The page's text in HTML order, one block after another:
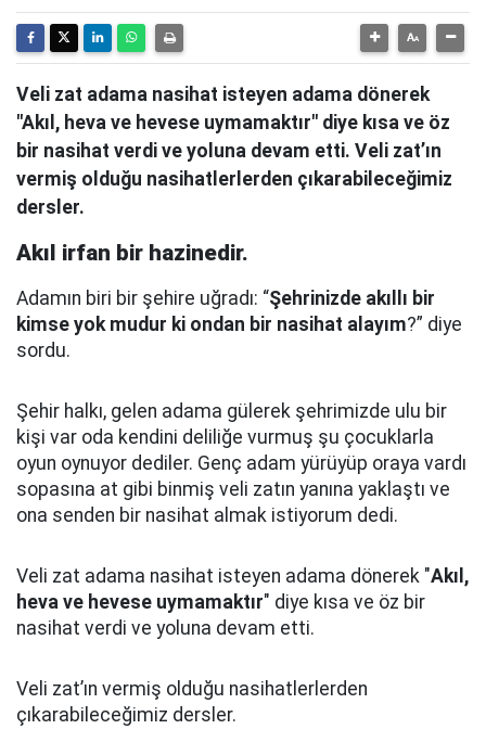
Veli zat adama nasihat isteyen adama dönerek
"Akıl, heva ve hevese uymamaktır" diye kısa ve öz
bir nasihat verdi ve yoluna devam etti. Veli zat’ın
vermiş olduğu nasihatlerlerden çıkarabileceğimiz
dersler.
Akıl irfan bir hazinedir.
Adamın biri bir şehire uğradı: “Şehrinizde akıllı bir
kimse yok mudur ki ondan bir nasihat alayım?” diye
sordu.
Şehir halkı, gelen adama gülerek şehrimizde ulu bir
kişi var oda kendini deliliğe vurmuş şu çocuklarla
oyun oynuyor dediler. Genç adam yürüyüp oraya vardı
sopasına at gibi binmiş veli zatın yanına yaklaştı ve
ona senden bir nasihat almak istiyorum dedi.
Veli zat adama nasihat isteyen adama dönerek "Akıl,
heva ve hevese uymamaktır" diye kısa ve öz bir
nasihat verdi ve yoluna devam etti.
Veli zat’ın vermiş olduğu nasihatlerlerden
çıkarabileceğimiz dersler.